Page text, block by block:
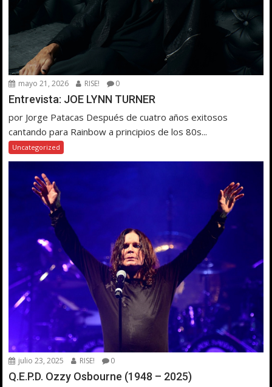
mayo 21, 2026 RISE! 0
Entrevista: JOE LYNN TURNER
por Jorge Patacas Después de cuatro años exitosos
cantando para Rainbow a principios de los 80s...
Uncategorized
julio 23, 2025 RISE! 0
Q.E.P.D. Ozzy Osbourne (1948 – 2025)